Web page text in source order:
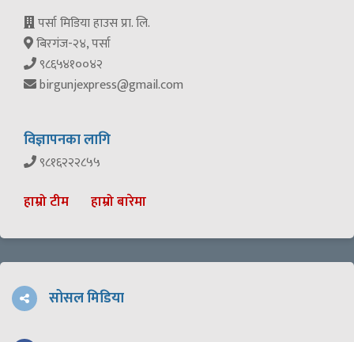
पर्सा मिडिया हाउस प्रा. लि.
बिरगंज-२४, पर्सा
९८६५४१००४२
birgunjexpress@gmail.com
विज्ञापनका लागि
९८१६२२२८५५
हाम्रो टीम हाम्रो बारेमा
सोसल मिडिया